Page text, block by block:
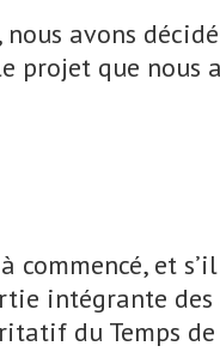
avons
projet que nous
commencé, et s’il
intégrante des
du Temps de